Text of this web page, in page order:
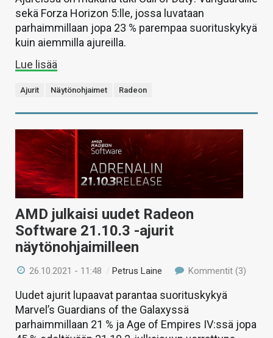
sekä Forza Horizon 5:lle, jossa luvataan
parhaimmillaan jopa 23 % parempaa suorituskykyä
kuin aiemmilla ajureilla.
Lue lisää
Ajurit Näytönohjaimet Radeon
AMD julkaisi uudet Radeon
Software 21.10.3 -ajurit
näytönohjaimilleen
26.10.2021 - 11:48 /Petrus Laine Kommentit (3)
Uudet ajurit lupaavat parantaa suorituskykyä
Marvel’s Guardians of the Galaxyssä
parhaimmillaan 21 % ja Age of Empires IV:ssä jopa